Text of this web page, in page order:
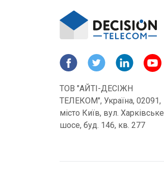
ТОВ "АЙТІ-ДЕСІЖН
ТЕЛЕКОМ", Україна, 02091,
місто Київ, вул. Харківське
шосе, буд. 146, кв. 277